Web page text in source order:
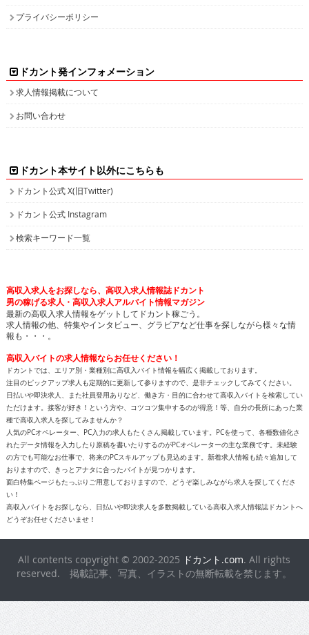
プライバシーポリシー
ドカント発インフォメーション
求人情報掲載について
お問い合わせ
ドカント本サイト以外にこちらも
ドカント公式 X(旧Twitter)
ドカント公式 Instagram
検索キーワード一覧
高収入求人をお探しなら、高収入求人情報誌ドカント
男の稼げる求人・高収入求人アルバイト情報マガジン
最新の高収入求人情報をゲットしてドカント稼ごう。
求人情報の他、特集やインタビュー、グラビアなど仕事を探しながら様々な情
報も・・・。
高収入バイトの求人情報ならお任せください！
ドカントでは、エリア別・業種別に高収入バイト情報を幅広く掲載しております。
注目のピックアップ求人も定期的に更新して参りますので、是非チェックしてみてください。
日払いや即決求人、また社員登用ありなど、働き方・目的に合わせて高収入バイトを検索してい
ただけます。接客が好き！という方や、コツコツ集中するのが得意！等、自分の長所にあった業
種で高収入求人を探してみませんか？
人気のPCオペレーター、PC入力の求人もたくさん掲載しています。PCを使って、各種数値化さ
れたデータ情報を入力したり原稿を書いたりするのがPCオペレーターの主な業務です。未経験
の方でも可能なお仕事で、将来のPCスキルアップも見込めます。新着求人情報も続々追加して
おりますので、きっとアナタに合ったバイトが見つかります。
面白特集ページもたっぷりご用意しておりますので、どうぞ楽しみながら求人を探してくださ
い！
高収入バイトをお探しなら、日払いや即決求人を多数掲載している高収入求人情報誌ドカントへ
どうぞお任せくださいませ！
All contents copyright © 2002-2025 ドカント.com. All rights
reserved. 掲載記事、写真、イラストの無断転載を禁じます。